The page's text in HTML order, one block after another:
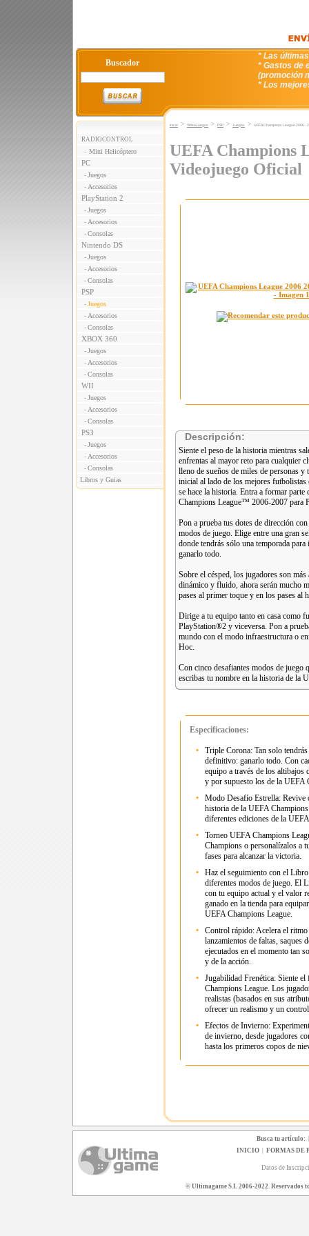
Buscador
* Las
* Gastos de
(promoción
* Los
RADIOCONTROL
- Mini Helicóptero
PC
- Juegos
- Accesorios
PlayStation 2
- Juegos
- Accesorios
- Consolas
Nintendo DS
- Juegos
- Accesorios
- Consolas
PSP
- Juegos
- Accesorios
- Consolas
XBOX 360
- Juegos
- Accesorios
- Consolas
WII
- Juegos
- Accesorios
- Consolas
PS3
- Juegos
- Accesorios
- Consolas
Libros y Guias
Inicio > VideoJuegos > PSP > Juegos > UEFA Champions League 2006 -
UEFA Champions
Videojuego Oficial
Descripción:
Siente el peso de la historia mientras
enfrentas al mayor reto para cualquier
lleno de sueños de miles de personas y
inicial al lado de los mejores
se hace la historia. Entra a formar
Champions League™ 2006-2007 para
Pon a prueba tus dotes de dirección
modos de juego. Elige entre una gran
donde tendrás sólo una temporada
ganarlo todo.
Sobre el césped, los jugadores son
dinámico y fluido, ahora serán mucho
pases al primer toque y en los pases al
Dirige a tu equipo tanto en casa como
PlayStation®2 y viceversa. Pon a
mundo con el modo infraestructura o
Hoc.
Con cinco desafiantes modos de juego
escribas tu nombre en la historia de la
Especificaciones:
•
Triple Corona: Tan solo
definitivo: ganarlo todo. Con
equipo a través de los altibajos
y por supuesto los de la UEFA
•
Modo Desafío Estrella: Revive
historia de la UEFA
diferentes ediciones de la
•
Torneo UEFA Champions
Champions o personalízalos a
fases para alcanzar la victoria.
•
Haz el seguimiento con el
diferentes modos de juego. El
con tu equipo actual y el valor
ganado en la tienda para
UEFA Champions League.
•
Control rápido: Acelera el
lanzamientos de faltas, saques
ejecutados en el momento tan
y de la acción.
•
Jugabilidad Frenética: Siente
Champions League. Los
realistas (basados en sus
ofrecer un realismo y un
•
Efectos de Invierno:
de invierno, desde jugadores
hasta los primeros copos de
Busca tu artículo:
INICIO| FORMAS DE
Datos de
© Ultimagame S.L 2006-2022. Reservados